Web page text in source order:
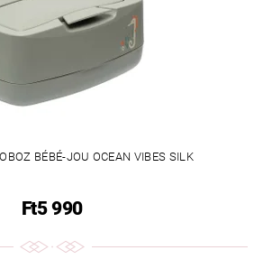
BÉBÉ-JOU OCEAN VIBES SILK
Ft5 990